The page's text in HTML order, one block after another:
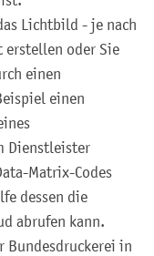
Lichtbild - je nach
erstellen oder Sie
einen
einen
Dienstleister
Matrix-Codes
dessen die
abrufen kann.
Bundesdruckerei in